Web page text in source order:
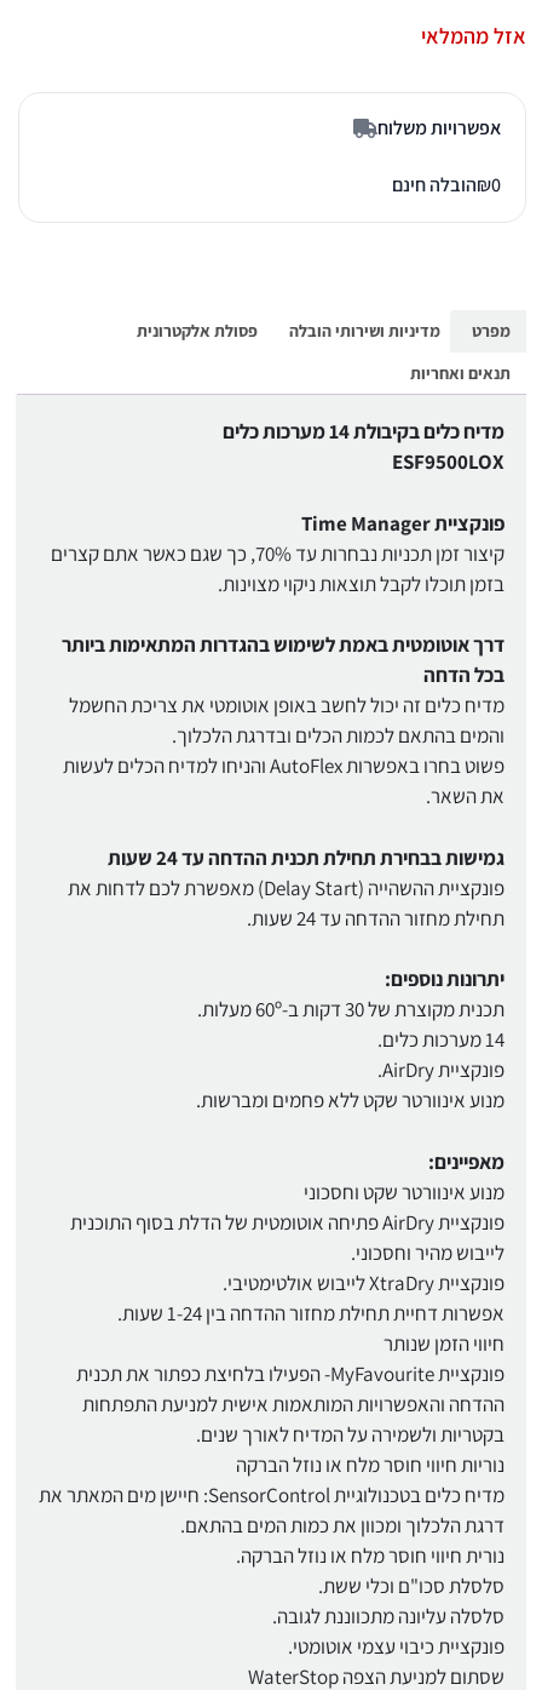
אזל מהמלאי
אפשרויות משלוח
₪0 הובלה חינם
מפרט מדיניות ושירותי הובלה
פסולת אלקטרונית
תנאים ואחריות
מדיח כלים בקיבולת 14 מערכות כלים
ESF9500LOX
פונקציית Time Manager
קיצור זמן תכניות נבחרות עד 70%, כך שגם כאשר אתם קצרים
בזמן תוכלו לקבל תוצאות ניקוי מצוינות.
דרך אוטומטית באמת לשימוש בהגדרות המתאימות ביותר
בכל הדחה
מדיח כלים זה יכול לחשב באופן אוטומטי את צריכת החשמל
והמים בהתאם לכמות הכלים ובדרגת הלכלוך.
פשוט בחרו באפשרות AutoFlex והניחו למדיח הכלים לעשות
את השאר.
גמישות בבחירת תחילת תכנית ההדחה עד 24 שעות
פונקציית ההשהייה (Delay Start) מאפשרת לכם לדחות את
תחילת מחזור ההדחה עד 24 שעות.
יתרונות נוספים:
תכנית מקוצרת של 30 דקות ב-60º מעלות.
14 מערכות כלים.
פונקציית AirDry.
מנוע אינוורטר שקט ללא פחמים ומברשות.
מאפיינים:
מנוע אינוורטר שקט וחסכוני
פונקציית AirDry פתיחה אוטומטית של הדלת בסוף התוכנית
לייבוש מהיר וחסכוני.
פונקציית XtraDry לייבוש אולטימטיבי.
אפשרות דחיית תחילת מחזור ההדחה בין 1-24 שעות.
חיווי הזמן שנותר
פונקציית MyFavourite- הפעילו בלחיצת כפתור את תכנית
ההדחה והאפשרויות המותאמות אישית למניעת התפתחות
בקטריות ולשמירה על המדיח לאורך שנים.
נוריות חיווי חוסר מלח או נוזל הברקה
מדיח כלים בטכנולוגיית SensorControl: חיישן מים המאתר את
דרגת הלכלוך ומכוון את כמות המים בהתאם.
נורית חיווי חוסר מלח או נוזל הברקה.
סלסלת סכו"ם וכלי ששת.
סלסלה עליונה מתכווננת לגובה.
פונקציית כיבוי עצמי אוטומטי.
שסתום למניעת הצפה WaterStop